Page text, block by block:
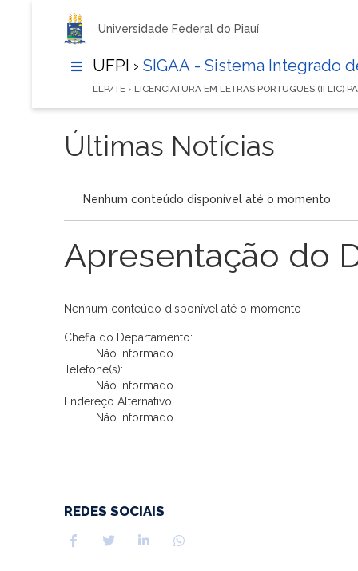
Universidade Federal do Piauí
UFPI › SIGAA - Sistema Integrado
LLP/TE › LICENCIATURA EM LETRAS PORTUGUES (II LIC)
Últimas Notícias
Nenhum conteúdo disponível até o momento
Apresentação do
Nenhum conteúdo disponível até o momento
Chefia do Departamento:
Não informado
Telefone(s):
Não informado
Endereço Alternativo:
Não informado
REDES SOCIAIS